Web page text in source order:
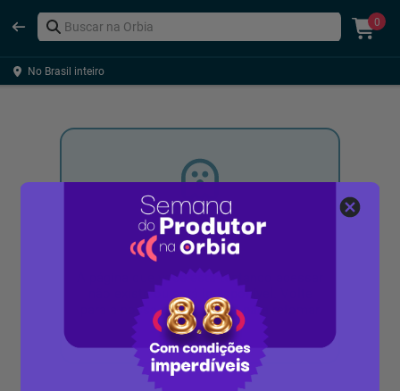
0
No Brasil inteiro
Ops!
A página que você está tentando acessar
não existe ou está indisponível. Volte
para a nossa página inicial para retomar
o acesso.